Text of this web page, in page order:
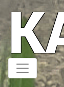
Direkt
zum
Inhalt